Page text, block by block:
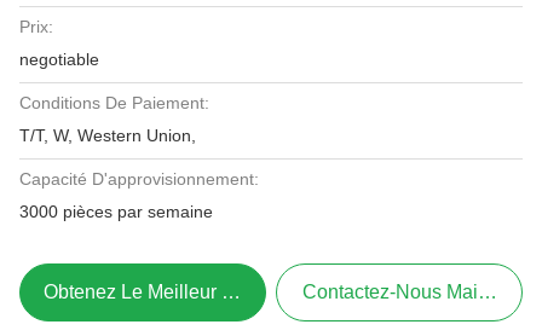
Prix:
negotiable
Conditions De Paiement:
T/T, W, Western Union,
Capacité D'approvisionnement:
3000 pièces par semaine
Obtenez Le Meilleur Prix Contactez-Nous Maintenant